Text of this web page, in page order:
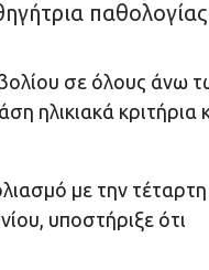
παθολογίας
σε όλους άνω
ηλικιακά κριτήρια
με την τέταρτη
υποστήριξε ότι